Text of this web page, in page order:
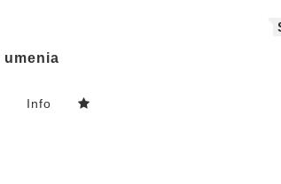
umenia
Info